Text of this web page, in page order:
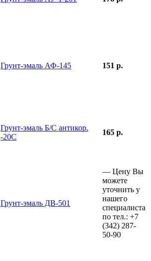
Грунт-эмаль АФ-145 151 р.
Грунт-эмаль Б/С антикор.
-20С
165 р.
Грунт-эмаль ДВ-501
— Цену Вы
можете
уточнить у
нашего
специалиста
по тел.: +7
(342) 287-
50-90